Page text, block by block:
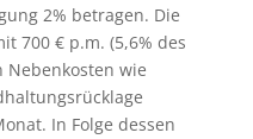
2% betragen. Die
700 € p.m. (5,6% des
Nebenkosten wie
In Folge dessen